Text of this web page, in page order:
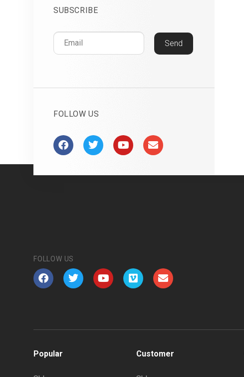
SUBSCRIBE
Send
FOLLOW US
FOLLOW US
Popular Customer